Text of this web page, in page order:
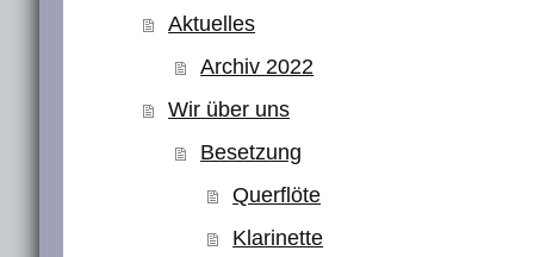
Aktuelles
Archiv 2022
Wir über uns
Besetzung
Querflöte
Klarinette